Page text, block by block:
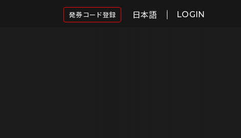
発券コード登録 日本語 LOGIN